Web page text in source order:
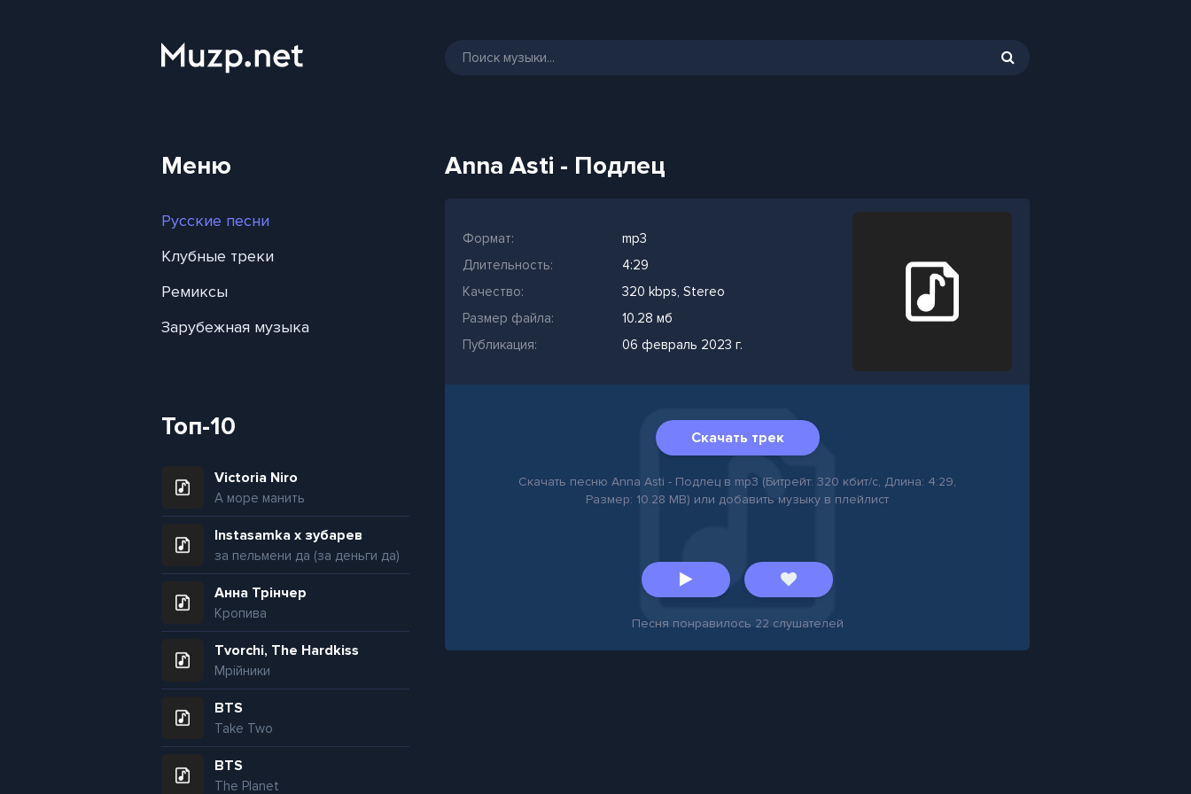
Меню
Русские песни
Клубные треки
Ремиксы
Зарубежная музыка
Топ-10
Victoria Niro
А море манить
Instasamka x зубарев
за пельмени да (за деньги да)
Анна Трінчер
Кропива
Tvorchi, The Hardkiss
Мрійники
BTS
Take Two
BTS
The Planet
Anna Asti - Подлец
Формат:
mp3
Длительность:
4:29
Качество:
320 kbps, Stereo
Размер файла:
10.28 мб
Публикация:
06 февраль 2023 г.
Скачать трек
Скачать песню Anna Asti - Подлец в mp3 (Битрейт: 320 кбит/с, Длина: 4:29,
Размер: 10.28 MB) или добавить музыку в плейлист
Песня понравилось 22 слушателей